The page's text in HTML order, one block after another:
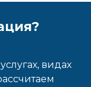
видах